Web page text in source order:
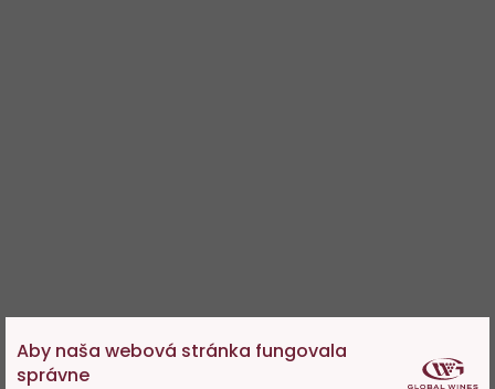
Aby naša webová stránka fungovala
správne